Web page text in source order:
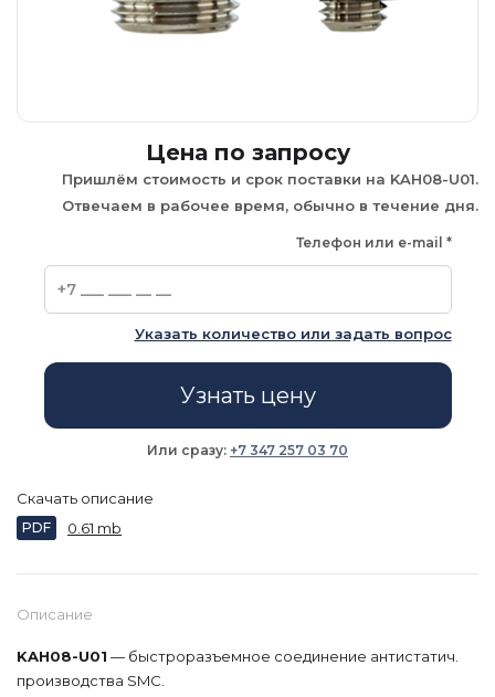
Описание
KAH08-U01 — быстроразъемное соединение антистатич.
производства SMC.
Цена по запросу
Пришлём стоимость и срок поставки на KAH08-U01.
Отвечаем в рабочее время, обычно в течение дня.
Телефон или e-mail *
Указать количество или задать вопрос
Узнать цену
Или сразу: +7 347 257 03 70
Скачать описание
PDF 0.61 mb